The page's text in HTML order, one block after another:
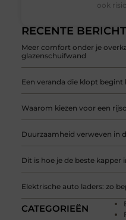
RECENTE
Meer comfort onder je
glazenschuifwand
Een veranda die klopt begint
Waarom kiezen voor een
Duurzaamheid verweven in
Dit is hoe je de beste
Elektrische auto laders: zo
CATEGORIEËN
ook